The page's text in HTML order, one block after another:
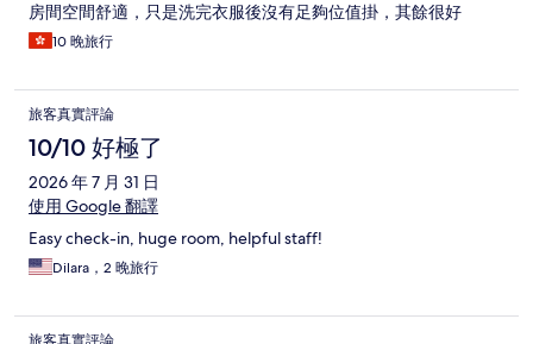
房間空間舒適，只是洗完衣服後沒有足夠位值掛，其餘很好
10 晚旅行
旅客真實評論
10/10 好極了
2026 年 7 月 31 日
使用 Google 翻譯
Easy check-in, huge room, helpful staff!
Dilara，2 晚旅行